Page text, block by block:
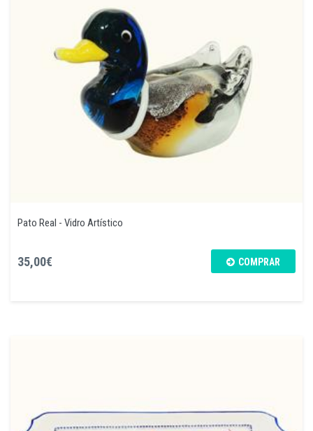
Pato Real - Vidro Artístico
35,00€ COMPRAR